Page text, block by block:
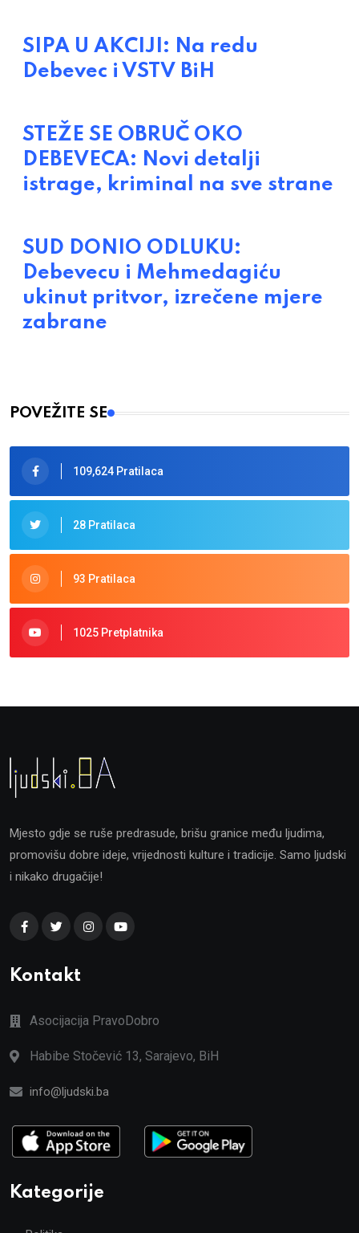
SIPA U AKCIJI: Na redu
Debevec i VSTV BiH
STEŽE SE OBRUČ OKO
DEBEVECA: Novi detalji
istrage, kriminal na sve strane
SUD DONIO ODLUKU:
Debevecu i Mehmedagiću
ukinut pritvor, izrečene mjere
zabrane
POVEŽITE SE
109,624 Pratilaca
28 Pratilaca
93 Pratilaca
1025 Pretplatnika
Mjesto gdje se ruše predrasude, brišu granice među ljudima,
promovišu dobre ideje, vrijednosti kulture i tradicije. Samo ljudski
i nikako drugačije!
Kontakt
Asocijacija PravoDobro
Habibe Stočević 13, Sarajevo, BiH
info@ljudski.ba
Kategorije